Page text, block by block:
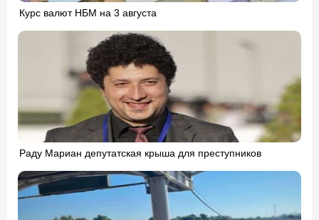
Курс валют НБМ на 3 августа
Раду Мариан депутатская крыша для преступников